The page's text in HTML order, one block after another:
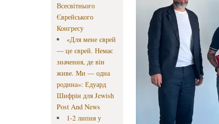
Всесвітнього
Єврейського
Конгресу
«Для мене єврей
— це єврей. Немає
значення, де він
живе. Ми — одна
родина»: Едуард
Шифрін для Jewish
Post And News
1-2 липня у